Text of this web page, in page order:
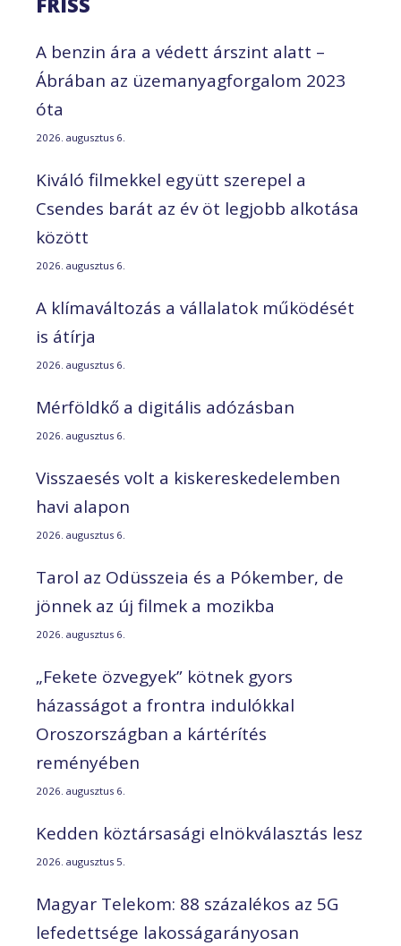
A benzin ára a védett árszint alatt –
Ábrában az üzemanyagforgalom 2023
óta
2026. augusztus 6.
Kiváló filmekkel együtt szerepel a
Csendes barát az év öt legjobb alkotása
között
2026. augusztus 6.
A klímaváltozás a vállalatok működését
is átírja
2026. augusztus 6.
Mérföldkő a digitális adózásban
2026. augusztus 6.
Visszaesés volt a kiskereskedelemben
havi alapon
2026. augusztus 6.
Tarol az Odüsszeia és a Pókember, de
jönnek az új filmek a mozikba
2026. augusztus 6.
„Fekete özvegyek” kötnek gyors
házasságot a frontra indulókkal
Oroszországban a kártérítés
reményében
2026. augusztus 6.
Kedden köztársasági elnökválasztás lesz
2026. augusztus 5.
Magyar Telekom: 88 százalékos az 5G
lefedettsége lakosságarányosan